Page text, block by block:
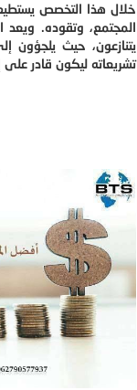
خلال هذا التخصص
المجتمع، وتقوده. ويعد
يتنازعون، حيث يلجؤون
تشريعاته ليكون قادر